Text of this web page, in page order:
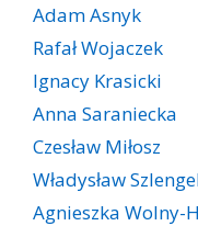
Adam Asnyk
Rafał Wojaczek
Ignacy Krasicki
Anna Saraniecka
Czesław Miłosz
Władysław
Agnieszka Wolny-